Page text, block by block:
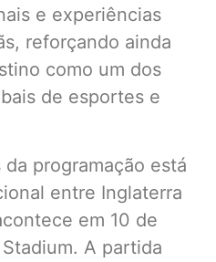
e experiências
reforçando ainda
como um dos
de esportes e
programação está
entre Inglaterra
em 10 de
A partida